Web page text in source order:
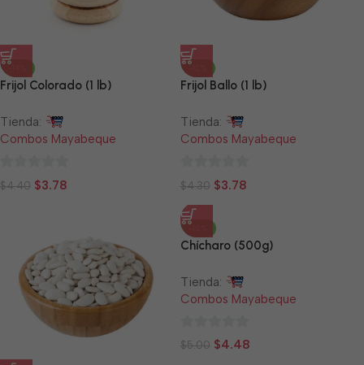
Frijol Colorado (1 lb)
Tienda:
Combos Mayabeque
0
$4.40 $3.78
Frijol Ballo (1 lb)
Tienda:
Combos Mayabeque
0
5
$4.30 $3.78
-10%
Chícharo (500g)
Tienda:
Combos Mayabeque
0
$5.00 $4.48